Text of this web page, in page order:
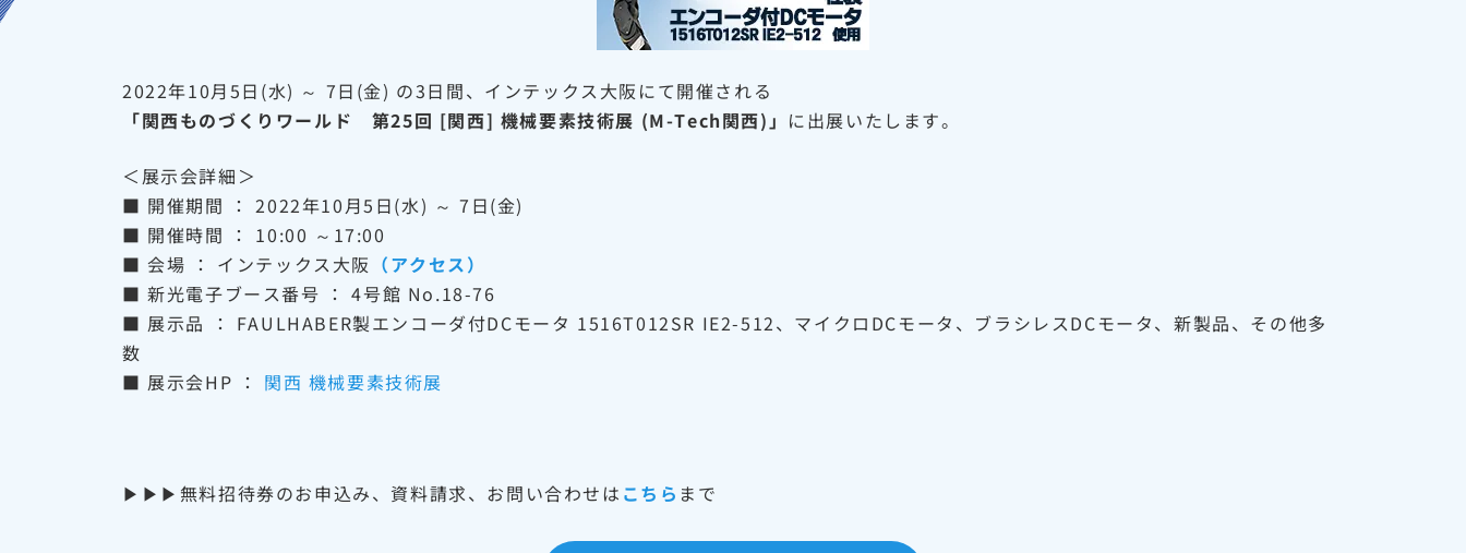
2022年10月5日(水) ～ 7日(金) の3日間、インテックス大阪にて開催される
「関西ものづくりワールド 第25回 [関西] 機械要素技術展 (M-Tech関西)」 に出展いたします。
＜展示会詳細＞
■ 開催期間 ： 2022年10月5日(水) ～ 7日(金)
■ 開催時間 ： 10:00 ～17:00
■ 会場 ： インテックス大阪 （アクセス）
■ 新光電子ブース番号 ： 4号館 No.18-76
■ 展示品 ： FAULHABER製エンコーダ付DCモータ 1516T012SR IE2-512、マイクロDCモータ、ブラシレスDCモータ、新製品、その他多
数
■ 展示会HP ： 関西 機械要素技術展
▶▶▶無料招待券のお申込み、資料請求、お問い合わせは こちら まで